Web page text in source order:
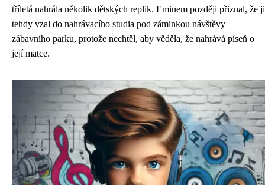
tříletá nahrála několik dětských replik. Eminem později přiznal, že ji
tehdy vzal do nahrávacího studia pod záminkou návštěvy
zábavního parku, protože nechtěl, aby věděla, že nahrává píseň o
její matce.